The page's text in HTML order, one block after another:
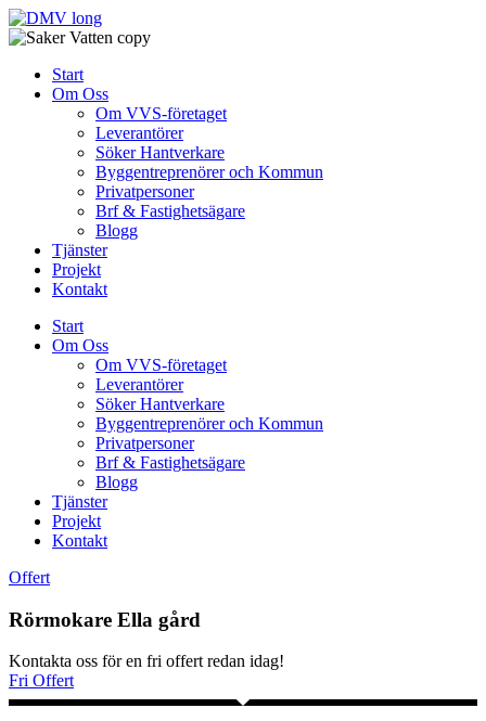
Skip
to
Start
Om Oss
Om VVS-företaget
Leverantörer
Söker Hantverkare
Byggentreprenörer och Kommun
Privatpersoner
Brf & Fastighetsägare
Blogg
Tjänster
Projekt
Kontakt
Start
Om Oss
Om VVS-företaget
Leverantörer
Söker Hantverkare
Byggentreprenörer och Kommun
Privatpersoner
Brf & Fastighetsägare
Blogg
Tjänster
Projekt
Kontakt
Offert
Rörmokare Ella gård
Kontakta oss för en fri offert redan idag!
Fri Offert